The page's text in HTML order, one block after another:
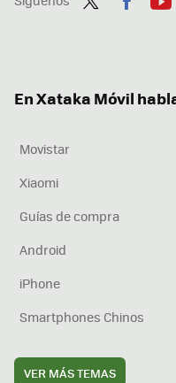
En Xataka Móvil
Movistar
Xiaomi
Guías de compra
Android
iPhone
Smartphones Chinos
VER MÁS TEMAS